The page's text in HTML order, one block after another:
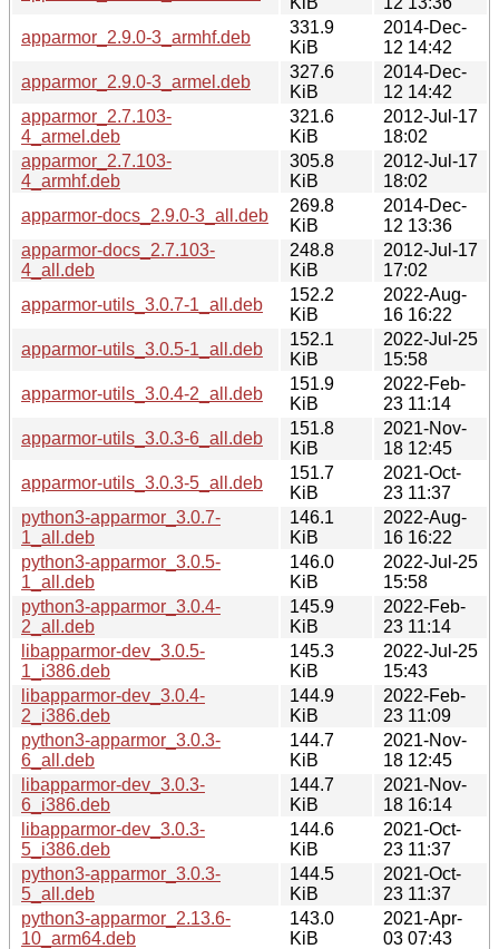
apparmor_2.9.0-3_armhf.deb
331.9
KiB
2014-Dec-
12 14:42
apparmor_2.9.0-3_armel.deb
327.6
KiB
2014-Dec-
12 14:42
apparmor_2.7.103-
4_armel.deb
321.6
KiB
2012-Jul-17
18:02
apparmor_2.7.103-
4_armhf.deb
305.8
KiB
2012-Jul-17
18:02
apparmor-docs_2.9.0-3_all.deb
269.8
KiB
2014-Dec-
12 13:36
apparmor-docs_2.7.103-
4_all.deb
248.8
KiB
2012-Jul-17
17:02
apparmor-utils_3.0.7-1_all.deb
152.2
KiB
2022-Aug-
16 16:22
apparmor-utils_3.0.5-1_all.deb
152.1
KiB
2022-Jul-25
15:58
apparmor-utils_3.0.4-2_all.deb
151.9
KiB
2022-Feb-
23 11:14
apparmor-utils_3.0.3-6_all.deb
151.8
KiB
2021-Nov-
18 12:45
apparmor-utils_3.0.3-5_all.deb
151.7
KiB
2021-Oct-
23 11:37
python3-apparmor_3.0.7-
1_all.deb
146.1
KiB
2022-Aug-
16 16:22
python3-apparmor_3.0.5-
1_all.deb
146.0
KiB
2022-Jul-25
15:58
python3-apparmor_3.0.4-
2_all.deb
145.9
KiB
2022-Feb-
23 11:14
libapparmor-dev_3.0.5-
1_i386.deb
145.3
KiB
2022-Jul-25
15:43
libapparmor-dev_3.0.4-
2_i386.deb
144.9
KiB
2022-Feb-
23 11:09
python3-apparmor_3.0.3-
6_all.deb
144.7
KiB
2021-Nov-
18 12:45
libapparmor-dev_3.0.3-
6_i386.deb
144.7
KiB
2021-Nov-
18 16:14
libapparmor-dev_3.0.3-
5_i386.deb
144.6
KiB
2021-Oct-
23 11:37
python3-apparmor_3.0.3-
5_all.deb
144.5
KiB
2021-Oct-
23 11:37
python3-apparmor_2.13.6-
10_arm64.deb
143.0
KiB
2021-Apr-
03 07:43